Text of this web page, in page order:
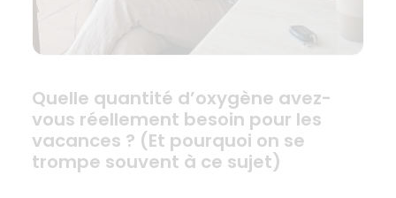
Quelle quantité d’oxygène avez-
vous réellement besoin pour les
vacances ? (Et pourquoi on se
trompe souvent à ce sujet)